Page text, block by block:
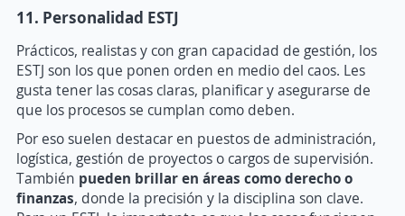
11. Personalidad ESTJ
Prácticos, realistas y con gran capacidad de gestión, los
ESTJ son los que ponen orden en medio del caos. Les
gusta tener las cosas claras, planificar y asegurarse de
que los procesos se cumplan como deben.
Por eso suelen destacar en puestos de administración,
logística, gestión de proyectos o cargos de supervisión.
También pueden brillar en áreas como derecho o
finanzas, donde la precisión y la disciplina son clave.